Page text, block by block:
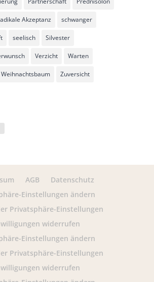
Akzeptanz schwanger
seelisch Silvester
Verzicht Warten
Weihnachtsbaum Zuversicht
AGB
Datenschutz
Einstellungen ändern
Privatsphäre-Einstellungen
widerrufen
Einstellungen ändern
Privatsphäre-Einstellungen
widerrufen